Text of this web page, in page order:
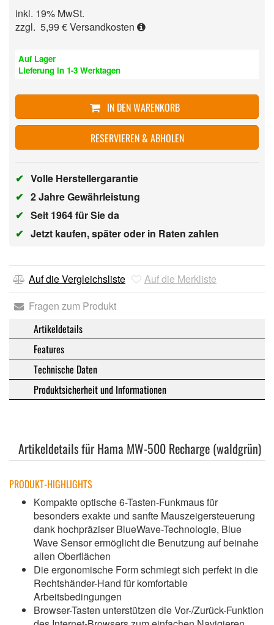
inkl. 19% MwSt.
zzgl. 5,99 €Versandkosten
Auf Lager
Lieferung in 1-3 Werktagen
IN DEN WARENKORB
RESERVIEREN & ABHOLEN
✔ Volle Herstellergarantie
✔ 2 Jahre Gewährleistung
✔ Seit 1964 für Sie da
✔ Jetzt kaufen, später oder in Raten zahlen
Auf die Vergleichsliste
Auf die Merkliste
Fragen zum Produkt
Artikeldetails
Features
Technische Daten
Produktsicherheit und Informationen
Artikeldetails für Hama MW-500 Recharge (waldgrün)
PRODUKT-HIGHLIGHTS
Kompakte optische 6-Tasten-Funkmaus für
besonders exakte und sanfte Mauszeigersteuerung
dank hochpräziser BlueWave-Technologie, Blue
Wave Sensor ermöglicht die Benutzung auf beinahe
allen Oberflächen
Die ergonomische Form schmiegt sich perfekt in die
Rechtshänder-Hand für komfortable
Arbeitsbedingungen
Browser-Tasten unterstützen die Vor-/Zurück-Funktion